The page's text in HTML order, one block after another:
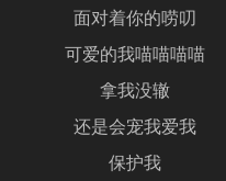
面对着你的唠叨
可爱的我喵喵喵喵
拿我没辙
还是会宠我爱我
保护我